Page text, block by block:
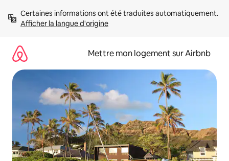
directement
Afficher la langue d'origine
Mettre mon logement sur Airbnb